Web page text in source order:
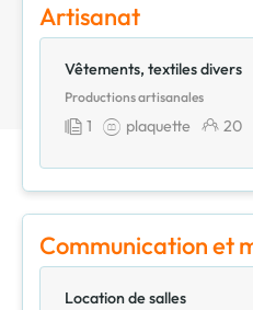
Artisanat
Vêtements, textiles divers
Productions artisanales
1 plaquette 20
Communication et
Location de salles